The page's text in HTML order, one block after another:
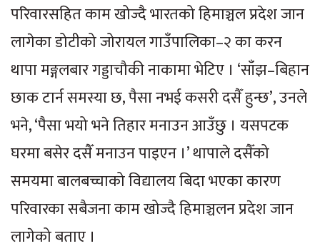
परिवारसहित काम खोज्दै भारतको हिमाञ्चल प्रदेश जान
लागेका डोटीको जोरायल गाउँपालिका–२ का करन
थापा मङ्गलबार गड्डाचौकी नाकामा भेटिए । ‘साँझ–बिहान
छाक टार्न समस्या छ, पैसा नभई कसरी दसैँ हुन्छ’, उनले
भने, ‘पैसा भयो भने तिहार मनाउन आउँछु । यसपटक
घरमा बसेर दसैँ मनाउन पाइएन ।’ थापाले दसैँको
समयमा बालबच्चाको विद्यालय बिदा भएका कारण
परिवारका सबैजना काम खोज्दै हिमाञ्चलन प्रदेश जान
लागेको बताए ।